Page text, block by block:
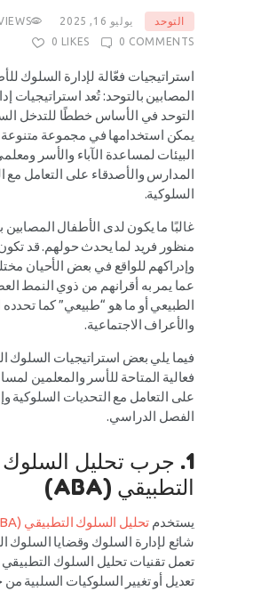
التوحد يوليو 16, 2025
0 LIKES 0 COMMENTS
استراتيجيات فعّالة لإدارة السلوك
المصابين بالتوحد: تُعد استراتيجيات
التوحد في الأساس خططًا للتدخل
يمكن استخدامها في مجموعة
البيئات لمساعدة الآباء والأسر
المدارس والأصدقاء على التعامل مع
السلوكية.
غالبًا ما يكون لدى الأطفال المصابين
منظور فريد لما يحدث حولهم. قد
وإدراكهم للواقع في بعض الأحيان
عما يمر به أقرانهم من ذوي النمط
الطبيعي أو ما هو “طبيعي” كما تحدده
والأعراف الاجتماعية.
فيما يلي بعض استراتيجيات السلوك
فعالية المتاحة للأسر والمعلمين
على التعامل مع التحديات السلوكية
الفصل الدراسي.
1. جرب تحليل السلوك
التطبيقي (ABA)
يستخدم تحليل السلوك التطبيقي (ABA)
شائع لإدارة السلوك وقضايا السلوك
تعمل تقنيات تحليل السلوك
تعديل أو تغيير السلوكيات السلبية من